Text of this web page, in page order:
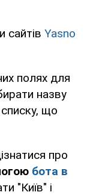
сайтів Yasno
полях для
назву
що
про
бота в
"Київ" і